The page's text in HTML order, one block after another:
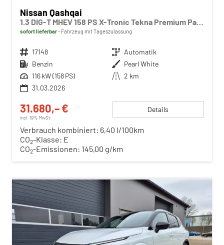
Nissan Qashqai
1.3 DIG-T MHEV 158 PS X-Tronic Tekna Premium Paket 20"LM Teil-Leder PanoGlasdach Klimaautomatik Sitzheizung Lenkradheizung Navi Head-Up Display elektr. Heckklappe ACC PDC v+h 360°Kamera DAB Bluetooth Touchscreen Apple CarPlay Android Auto
sofort lieferbar Fahrzeug mit Tageszulassung
Fahrzeugnr. 17148 Getriebe Automatik
Kraftstoff Benzin Außenfarbe Pearl White
Leistung 116 kW (158 PS) Kilometerstand 2 km
31.03.2026
31.680,– €
incl. 19% MwSt.
Details
Verbrauch kombiniert: 6,40 l/100km
CO2-Klasse: E
CO2-Emissionen: 145,00 g/km